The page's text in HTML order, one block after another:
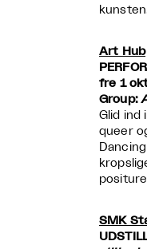
Art Hub
fre 1
Group:
Glid ind
queer
SMK